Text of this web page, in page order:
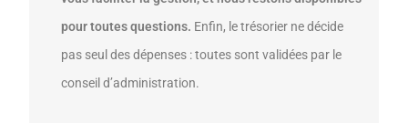
pour toutes questions. Enfin, le trésorier ne décide
pas seul des dépenses : toutes sont validées par le
conseil d’administration.